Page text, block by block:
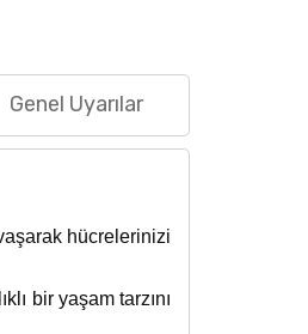
Genel Uyarılar
hücrelerinizi
bir yaşam tarzını